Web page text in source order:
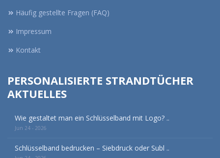
Häufig gestellte Fragen (FAQ)
Impressum
Kontakt
PERSONALISIERTE STRANDTÜCHER
AKTUELLES
Wie gestaltet man ein Schlüsselband mit Logo? ..
Jun 24 - 2026
Schlüsselband bedrucken – Siebdruck oder Subl ..